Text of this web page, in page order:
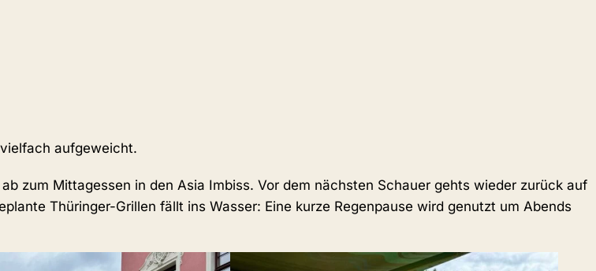
aufgeweicht.
zum Mittagessen in den Asia Imbiss. Vor dem nächsten Schauer gehts wieder zurück auf
Thüringer-Grillen fällt ins Wasser: Eine kurze Regenpause wird genutzt um Abends